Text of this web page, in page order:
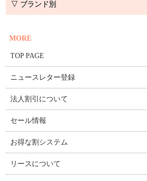
▽ ブランド別
MORE
TOP PAGE
ニュースレター登録
法人割引について
セール情報
お得な割システム
リースについて